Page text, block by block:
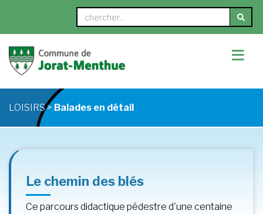
≡
LOISIRS > Balades en détail
Le chemin des blés
Ce parcours didactique pédestre d'une centaine